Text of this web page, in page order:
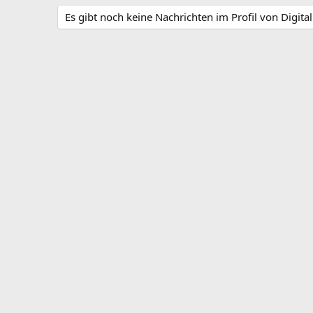
Es gibt noch keine Nachrichten im Profil von